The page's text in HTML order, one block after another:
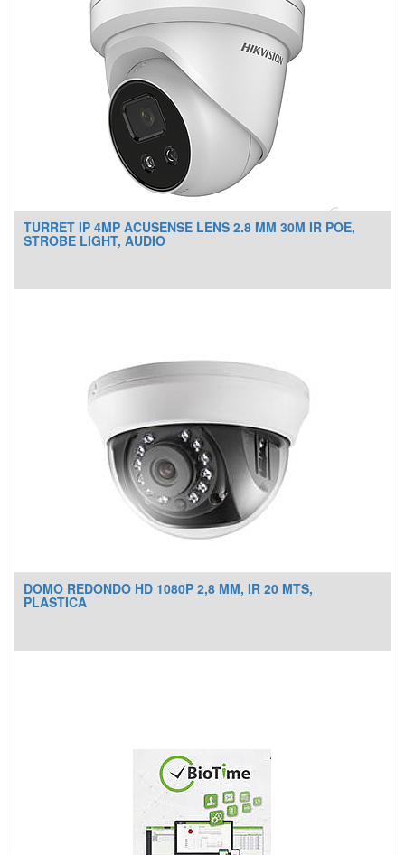
TURRET IP 4MP ACUSENSE LENS 2.8 MM 30M IR POE,
STROBE LIGHT, AUDIO
DOMO REDONDO HD 1080P 2,8 MM, IR 20 MTS,
PLASTICA